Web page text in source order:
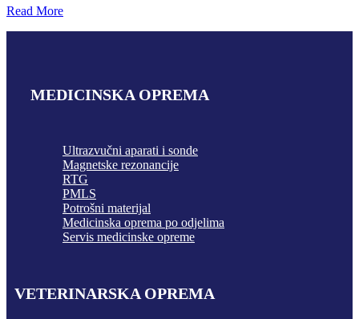
Read More
MEDICINSKA OPREMA
Ultrazvučni aparati i sonde
Magnetske rezonancije
RTG
PMLS
Potrošni materijal
Medicinska oprema po odjelima
Servis medicinske opreme
VETERINARSKA OPREMA